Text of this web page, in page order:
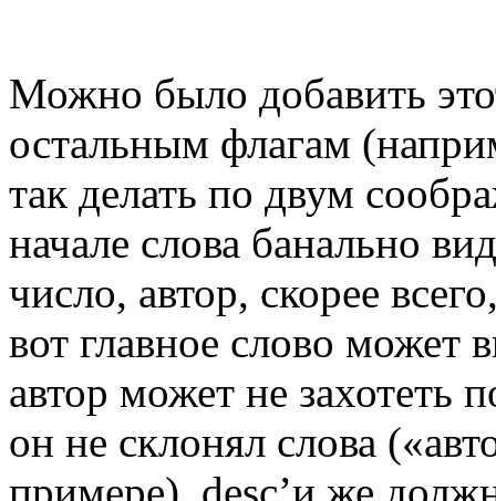
Можно было добавить
остальным флагам
так делать по двум
начале слова банально
число, автор, скорее
вот главное слово может
автор может не захотеть
он не склонял слова